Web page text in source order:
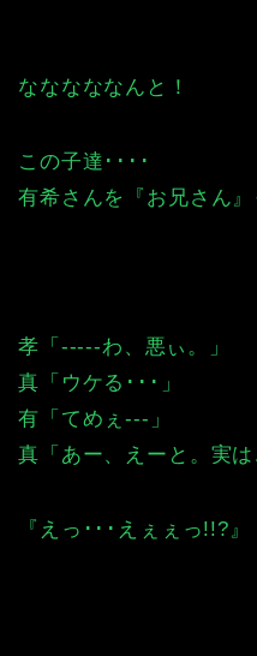
なななななんと！
この子達････
有希さんを『お兄さん
孝「-----わ、悪ぃ。」
真「ウケる･･･」
有「てめぇ---」
真「あー、えーと。実は
『えっ･･･えぇぇっ!!?』